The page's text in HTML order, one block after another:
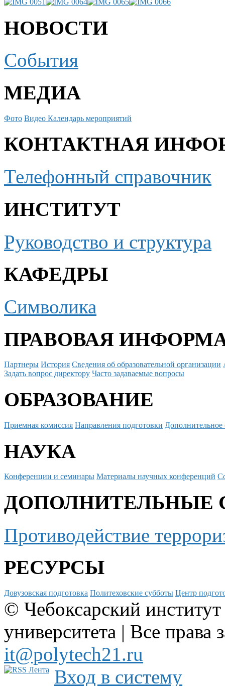
НОВОСТИ
События
МЕДИА
Фото Видео Календарь мероприятий
КОНТАКТНАЯ
Телефонный справочник
ИНСТИТУТ
Руководство и структура
КАФЕДРЫ
Символика
ПРАВОВАЯ
Партнеры История Сведения об образовательной организации
Задать вопрос директору Часто задаваемые вопросы
ОБРАЗОВАНИЕ
Приемная комиссия Направления подготовки Дополнительное
НАУКА
Конференции и семинары Материалы научных конференций
ДОПОЛНИТЕЛЬНЫЕ
Противодействие
РЕСУРСЫ
Довузовская подготовка Политеховские субботы Центр
© Чебоксарский
университета | Все
it@polytech21.ru
Вход в систему